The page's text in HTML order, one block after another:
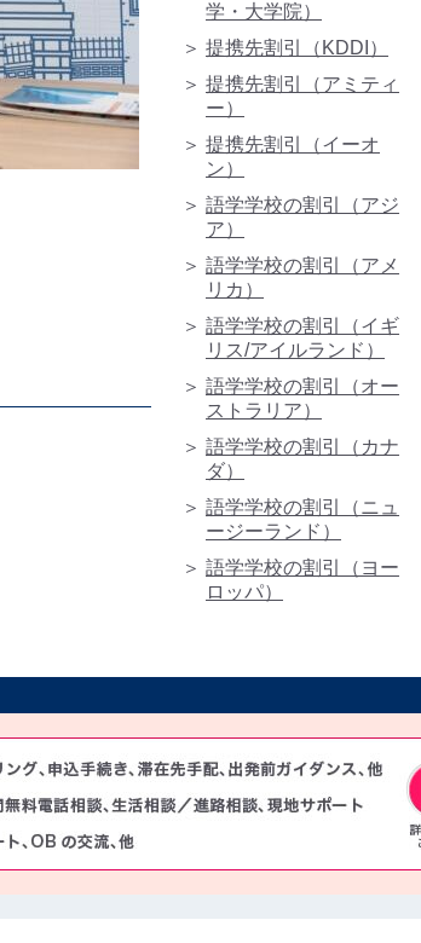
学・大学院）
提携先割引（KDDI）
提携先割引（アミティ
ー）
提携先割引（イーオ
ン）
語学学校の割引（アジ
ア）
語学学校の割引（アメ
リカ）
語学学校の割引（イギ
リス/アイルランド）
語学学校の割引（オー
ストラリア）
語学学校の割引（カナ
ダ）
語学学校の割引（ニュ
ージーランド）
語学学校の割引（ヨー
ロッパ）